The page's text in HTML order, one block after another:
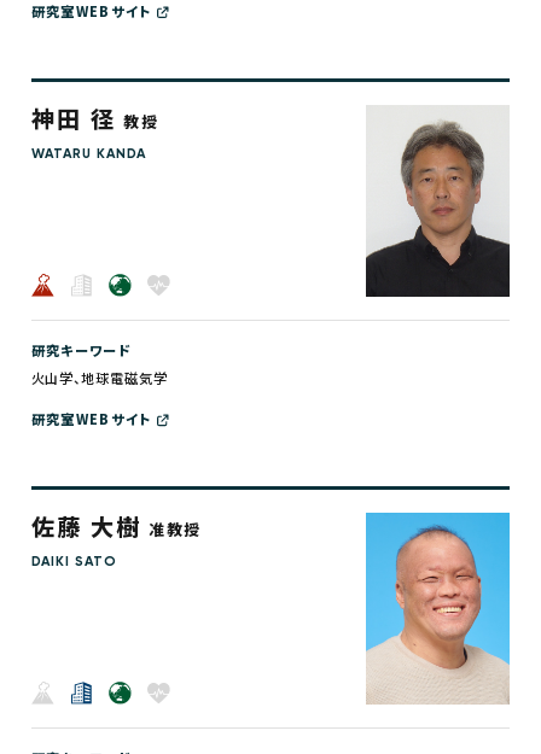
研究室WEBサイト
神田 径教授
WATARU KANDA
研究キーワード
火山学、地球電磁気学
研究室WEBサイト
佐藤 大樹准教授
DAIKI SATO